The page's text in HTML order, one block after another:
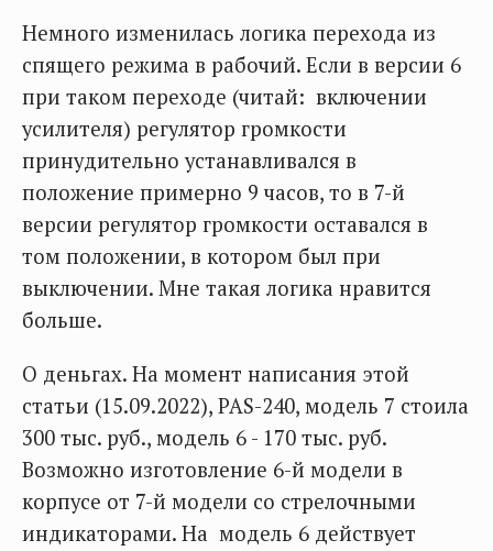
Немного изменилась логика перехода из
спящего режима в рабочий. Если в версии 6
при таком переходе (читай: включении
усилителя) регулятор громкости
принудительно устанавливался в
положение примерно 9 часов, то в 7-й
версии регулятор громкости оставался в
том положении, в котором был при
выключении. Мне такая логика нравится
больше.
О деньгах. На момент написания этой
статьи (15.09.2022), PAS-240, модель 7 стоила
300 тыс. руб., модель 6 - 170 тыс. руб.
Возможно изготовление 6-й модели в
корпусе от 7-й модели со стрелочными
индикаторами. На модель 6 действует